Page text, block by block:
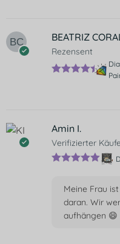
BEATRIZ
Rezensent
Amin I.
Verifizierter
Meine Frau
daran. Wir
aufhängen 😄